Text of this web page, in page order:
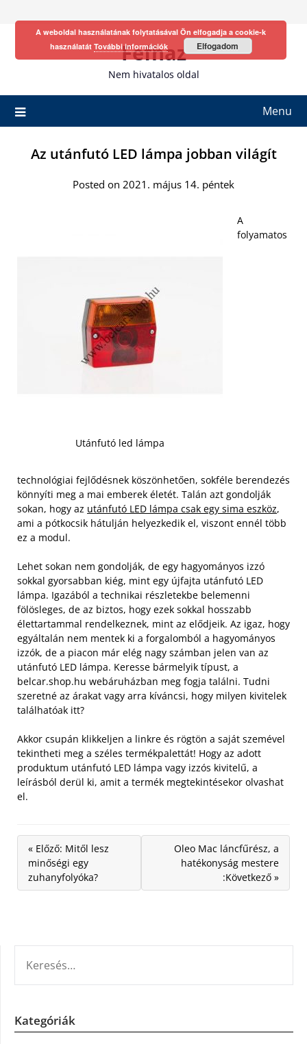
Fefhaz
Nem hivatalos oldal
Menu
Az utánfutó LED lámpa jobban világít
Posted on 2021. május 14. péntek
Utánfutó led lámpa
A
folyamatos
technológiai fejlődésnek köszönhetően, sokféle berendezés
könnyíti meg a mai emberek életét. Talán azt gondolják
sokan, hogy az utánfutó LED lámpa csak egy sima eszköz,
ami a pótkocsik hátulján helyezkedik el, viszont ennél több
ez a modul.
Lehet sokan nem gondolják, de egy hagyományos izzó
sokkal gyorsabban kiég, mint egy újfajta utánfutó LED
lámpa. Igazából a technikai részletekbe belemenni
fölösleges, de az biztos, hogy ezek sokkal hosszabb
élettartammal rendelkeznek, mint az elődjeik. Az igaz, hogy
egyáltalán nem mentek ki a forgalomból a hagyományos
izzók, de a piacon már elég nagy számban jelen van az
utánfutó LED lámpa. Keresse bármelyik típust, a
belcar.shop.hu webáruházban meg fogja találni. Tudni
szeretné az árakat vagy arra kíváncsi, hogy milyen kivitelek
találhatóak itt?
Akkor csupán klikkeljen a linkre és rögtön a saját szemével
tekintheti meg a széles termékpalettát! Hogy az adott
produktum utánfutó LED lámpa vagy izzós kivitelű, a
leírásból derül ki, amit a termék megtekintésekor olvashat
el.
« Előző: Mitől lesz
minőségi egy
zuhanyfolyóka?
Oleo Mac láncfűrész, a
hatékonyság mestere
:Következő »
Kategóriák
A weboldal használatának folytatásával Ön elfogadja a cookie-k
használatát További információk Elfogadom